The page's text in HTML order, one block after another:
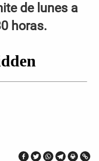
de lunes a
horas.